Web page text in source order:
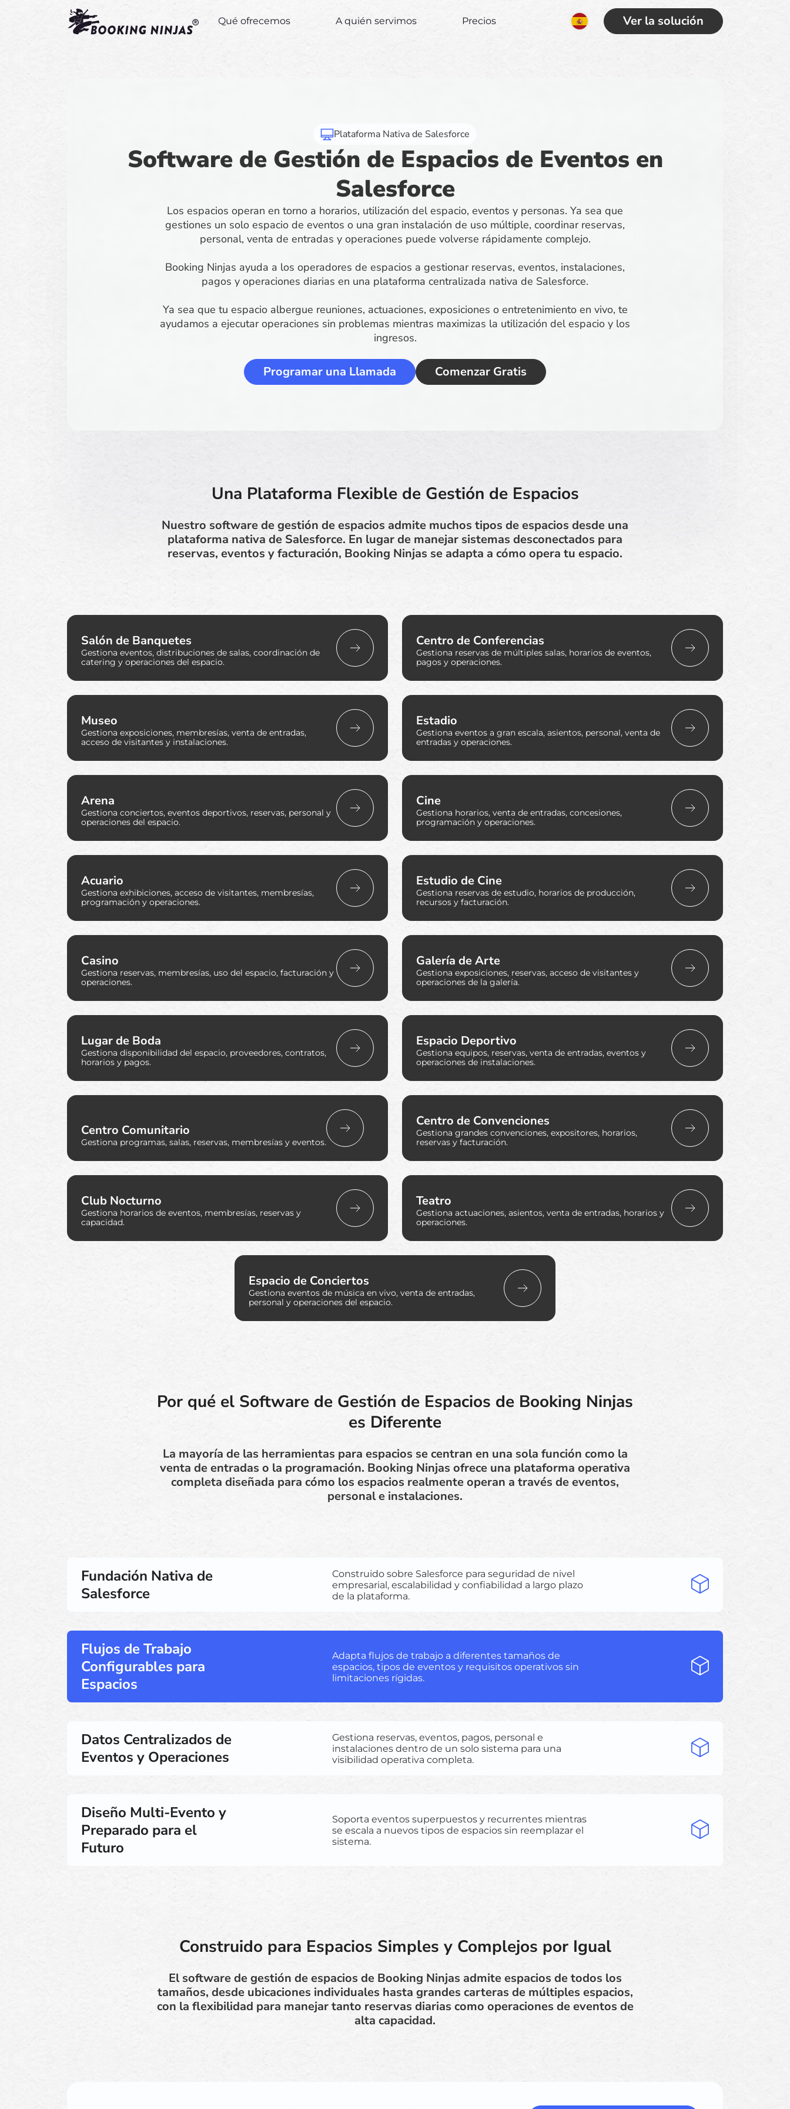
Ver la solución
Qué ofrecemos A quién servimos Precios
Plataforma Nativa de Salesforce
Software de Gestión de Espacios de Eventos en
Salesforce
Los espacios operan en torno a horarios, utilización del espacio, eventos y personas. Ya sea que
gestiones un solo espacio de eventos o una gran instalación de uso múltiple, coordinar reservas,
personal, venta de entradas y operaciones puede volverse rápidamente complejo.
Booking Ninjas ayuda a los operadores de espacios a gestionar reservas, eventos, instalaciones,
pagos y operaciones diarias en una plataforma centralizada nativa de Salesforce.
Ya sea que tu espacio albergue reuniones, actuaciones, exposiciones o entretenimiento en vivo, te
ayudamos a ejecutar operaciones sin problemas mientras maximizas la utilización del espacio y los
ingresos.
Programar una Llamada Comenzar Gratis
Una Plataforma Flexible de Gestión de Espacios
Nuestro software de gestión de espacios admite muchos tipos de espacios desde una
plataforma nativa de Salesforce. En lugar de manejar sistemas desconectados para
reservas, eventos y facturación, Booking Ninjas se adapta a cómo opera tu espacio.
Salón de Banquetes
Gestiona eventos, distribuciones de salas, coordinación de
catering y operaciones del espacio.
Centro de Conferencias
Gestiona reservas de múltiples salas, horarios de eventos,
pagos y operaciones.
Museo
Gestiona exposiciones, membresías, venta de entradas,
acceso de visitantes y instalaciones.
Estadio
Gestiona eventos a gran escala, asientos, personal, venta de
entradas y operaciones.
Arena
Gestiona conciertos, eventos deportivos, reservas, personal y
operaciones del espacio.
Cine
Gestiona horarios, venta de entradas, concesiones,
programación y operaciones.
Acuario
Gestiona exhibiciones, acceso de visitantes, membresías,
programación y operaciones.
Estudio de Cine
Gestiona reservas de estudio, horarios de producción,
recursos y facturación.
Casino
Gestiona reservas, membresías, uso del espacio, facturación y
operaciones.
Galería de Arte
Gestiona exposiciones, reservas, acceso de visitantes y
operaciones de la galería.
Lugar de Boda
Gestiona disponibilidad del espacio, proveedores, contratos,
horarios y pagos.
Espacio Deportivo
Gestiona equipos, reservas, venta de entradas, eventos y
operaciones de instalaciones.
Centro Comunitario
Gestiona programas, salas, reservas, membresías y eventos.
Centro de Convenciones
Gestiona grandes convenciones, expositores, horarios,
reservas y facturación.
Club Nocturno
Gestiona horarios de eventos, membresías, reservas y
capacidad.
Teatro
Gestiona actuaciones, asientos, venta de entradas, horarios y
operaciones.
Espacio de Conciertos
Gestiona eventos de música en vivo, venta de entradas,
personal y operaciones del espacio.
Por qué el Software de Gestión de Espacios de Booking Ninjas
es Diferente
La mayoría de las herramientas para espacios se centran en una sola función como la
venta de entradas o la programación. Booking Ninjas ofrece una plataforma operativa
completa diseñada para cómo los espacios realmente operan a través de eventos,
personal e instalaciones.
Fundación Nativa de
Salesforce
Construido sobre Salesforce para seguridad de nivel
empresarial, escalabilidad y confiabilidad a largo plazo
de la plataforma.
Flujos de Trabajo
Configurables para
Espacios
Adapta flujos de trabajo a diferentes tamaños de
espacios, tipos de eventos y requisitos operativos sin
limitaciones rígidas.
Datos Centralizados de
Eventos y Operaciones
Gestiona reservas, eventos, pagos, personal e
instalaciones dentro de un solo sistema para una
visibilidad operativa completa.
Diseño Multi-Evento y
Preparado para el
Futuro
Soporta eventos superpuestos y recurrentes mientras
se escala a nuevos tipos de espacios sin reemplazar el
sistema.
Construido para Espacios Simples y Complejos por Igual
El software de gestión de espacios de Booking Ninjas admite espacios de todos los
tamaños, desde ubicaciones individuales hasta grandes carteras de múltiples espacios,
con la flexibilidad para manejar tanto reservas diarias como operaciones de eventos de
alta capacidad.